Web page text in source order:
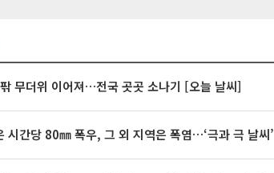
무더위 이어져…전국 곳곳 소나기 [오늘 날씨]
시간당 80㎜ 폭우, 그 외 지역은 폭염…‘극과 극 날씨’